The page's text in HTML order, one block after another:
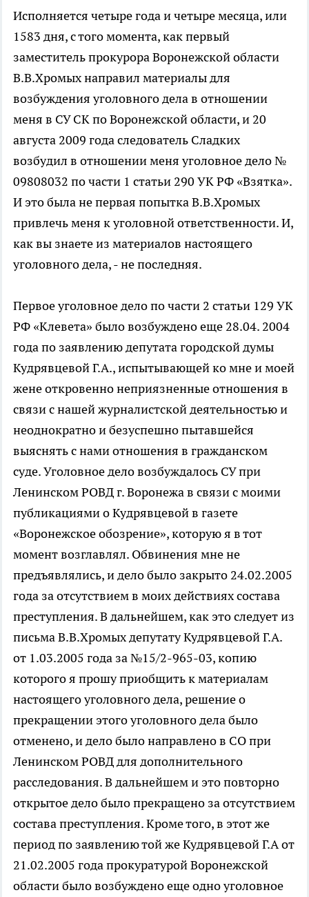
Исполняется четыре года и четыре месяца, или
1583 дня, с того момента, как первый
заместитель прокурора Воронежской области
В.В.Хромых направил материалы для
возбуждения уголовного дела в отношении
меня в СУ СК по Воронежской области, и 20
августа 2009 года следователь Сладких
возбудил в отношении меня уголовное дело №
09808032 по части 1 статьи 290 УК РФ «Взятка».
И это была не первая попытка В.В.Хромых
привлечь меня к уголовной ответственности. И,
как вы знаете из материалов настоящего
уголовного дела, - не последняя.
Первое уголовное дело по части 2 статьи 129 УК
РФ «Клевета» было возбуждено еще 28.04. 2004
года по заявлению депутата городской думы
Кудрявцевой Г.А., испытывающей ко мне и моей
жене откровенно неприязненные отношения в
связи с нашей журналистской деятельностью и
неоднократно и безуспешно пытавшейся
выяснять с нами отношения в гражданском
суде. Уголовное дело возбуждалось СУ при
Ленинском РОВД г. Воронежа в связи с моими
публикациями о Кудрявцевой в газете
«Воронежское обозрение», которую я в тот
момент возглавлял. Обвинения мне не
предъявлялись, и дело было закрыто 24.02.2005
года за отсутствием в моих действиях состава
преступления. В дальнейшем, как это следует из
письма В.В.Хромых депутату Кудрявцевой Г.А.
от 1.03.2005 года за №15/2-965-03, копию
которого я прошу приобщить к материалам
настоящего уголовного дела, решение о
прекращении этого уголовного дела было
отменено, и дело было направлено в СО при
Ленинском РОВД для дополнительного
расследования. В дальнейшем и это повторно
открытое дело было прекращено за отсутствием
состава преступления. Кроме того, в этот же
период по заявлению той же Кудрявцевой Г.А от
21.02.2005 года прокуратурой Воронежской
области было возбуждено еще одно уголовное